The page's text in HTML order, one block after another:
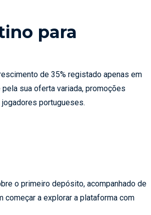
para
de 35% registado apenas em
sua oferta variada, promoções
portugueses.
o primeiro depósito, acompanhado de
a explorar a plataforma com